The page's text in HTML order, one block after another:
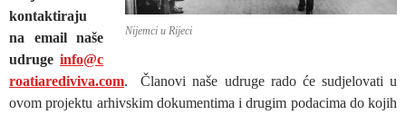
Nijemci u Rijeci
kontaktiraju
na email naše
udruge info@c
roatiarediviva.com. Članovi naše udruge rado će sudjelovati u
ovom projektu arhivskim dokumentima i drugim podacima do kojih